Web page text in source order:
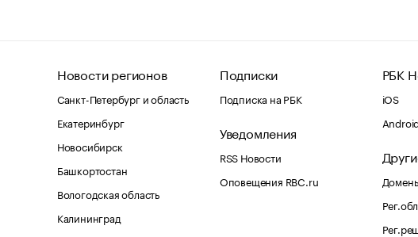
Новости регионов
Санкт-Петербург и область
Екатеринбург
Новосибирск
Башкортостан
Вологодская область
Калининград
Подписки
Подписка на РБК
Уведомления
RSS Новости
Оповещения RBC.ru
РБК
iOS